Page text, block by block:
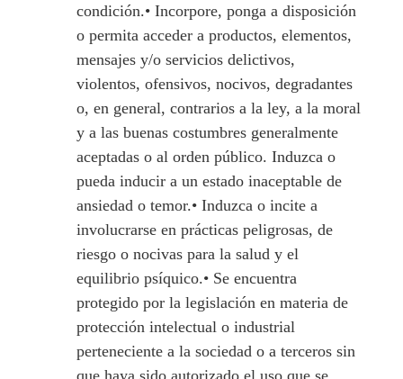
condición.• Incorpore, ponga a disposición
o permita acceder a productos, elementos,
mensajes y/o servicios delictivos,
violentos, ofensivos, nocivos, degradantes
o, en general, contrarios a la ley, a la moral
y a las buenas costumbres generalmente
aceptadas o al orden público. Induzca o
pueda inducir a un estado inaceptable de
ansiedad o temor.• Induzca o incite a
involucrarse en prácticas peligrosas, de
riesgo o nocivas para la salud y el
equilibrio psíquico.• Se encuentra
protegido por la legislación en materia de
protección intelectual o industrial
perteneciente a la sociedad o a terceros sin
que haya sido autorizado el uso que se